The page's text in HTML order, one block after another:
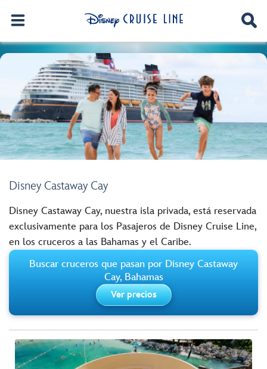
Disney Castaway Cay
Disney Castaway Cay, nuestra isla privada, está reservada
exclusivamente para los Pasajeros de Disney Cruise Line,
en los cruceros a las Bahamas y el Caribe.
Buscar cruceros que pasan por Disney Castaway
Cay, Bahamas
Ver precios